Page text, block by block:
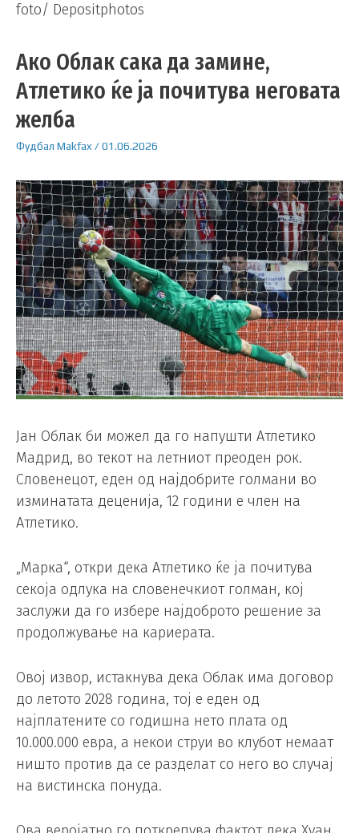
foto/ Depositphotos
Ако Облак сака да замине,
Атлетико ќе ја почитува неговата
желба
Фудбал Makfax /01.06.2026
Јан Облак би можел да го напушти Атлетико
Мадрид, во текот на летниот преоден рок.
Словенецот, еден од најдобрите голмани во
изминатата деценија, 12 години е член на
Атлетико.
„Марка“, откри дека Атлетико ќе ја почитува
секоја одлука на словенечкиот голман, кој
заслужи да го избере најдоброто решение за
продолжување на кариерата.
Овој извор, истакнува дека Облак има договор
до летото 2028 година, тој е еден од
најплатените со годишна нето плата од
10.000.000 евра, а некои струи во клубот немаат
ништо против да се разделат со него во случај
на вистинска понуда.